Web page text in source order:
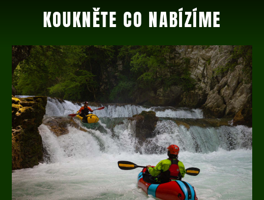
KOUKNĚTE CO NABÍZÍME